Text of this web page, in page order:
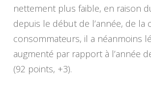
nettement plus faible, en raison
depuis le début de l’année, de la
consommateurs, il a néanmoins
augmenté par rapport à l’année
(92 points, +3).